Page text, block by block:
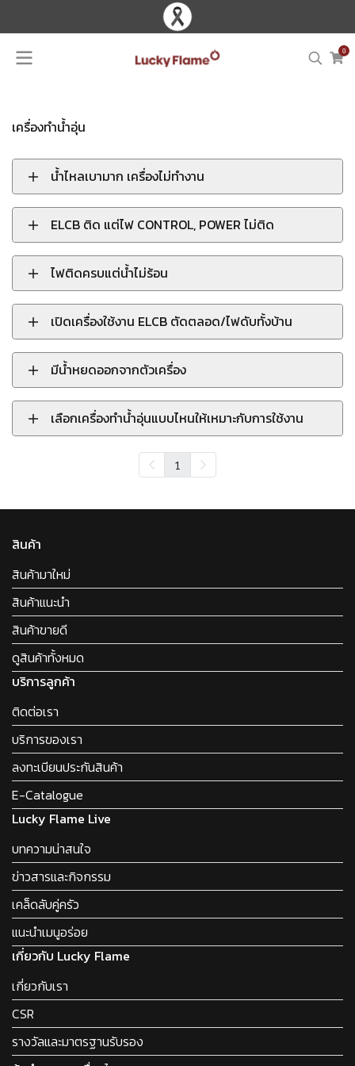
0
เครื่องทำน้ำอุ่น
น้ำไหลเบามาก เครื่องไม่ทำงาน
ELCB ติด แต่ไฟ CONTROL, POWER ไม่ติด
ไฟติดครบแต่น้ำไม่ร้อน
เปิดเครื่องใช้งาน ELCB ตัดตลอด/ไฟดับทั้งบ้าน
มีน้ำหยดออกจากตัวเครื่อง
เลือกเครื่องทำน้ำอุ่นแบบไหนให้เหมาะกับการใช้งาน
1
สินค้า
สินค้ามาใหม่
สินค้าแนะนำ
สินค้าขายดี
ดูสินค้าทั้งหมด
บริการลูกค้า
ติดต่อเรา
บริการของเรา
ลงทะเบียนประกันสินค้า
E-Catalogue
Lucky Flame Live
บทความน่าสนใจ
ข่าวสารและกิจกรรม
เคล็ดลับคู่ครัว
แนะนำเมนูอร่อย
เกี่ยวกับ Lucky Flame
เกี่ยวกับเรา
CSR
รางวัลและมาตรฐานรับรอง